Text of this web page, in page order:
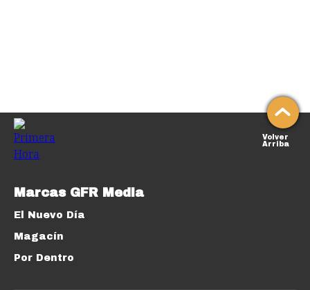
Volver
Arriba
Marcas GFR Media
El Nuevo Día
Magacín
Por Dentro